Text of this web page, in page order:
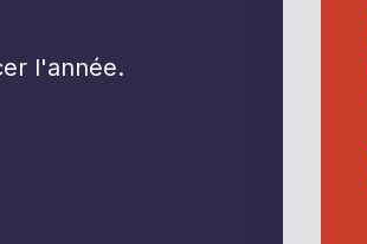
l'année.